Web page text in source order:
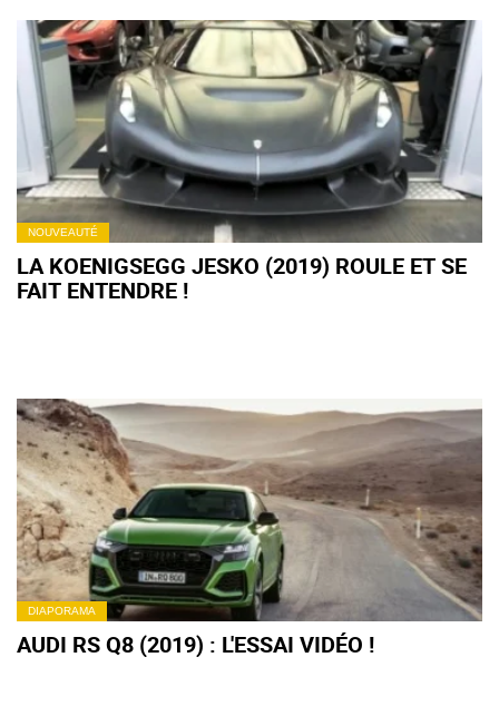
NOUVEAUTÉ
LA KOENIGSEGG JESKO (2019) ROULE ET SE
FAIT ENTENDRE !
DIAPORAMA
AUDI RS Q8 (2019) : L'ESSAI VIDÉO !